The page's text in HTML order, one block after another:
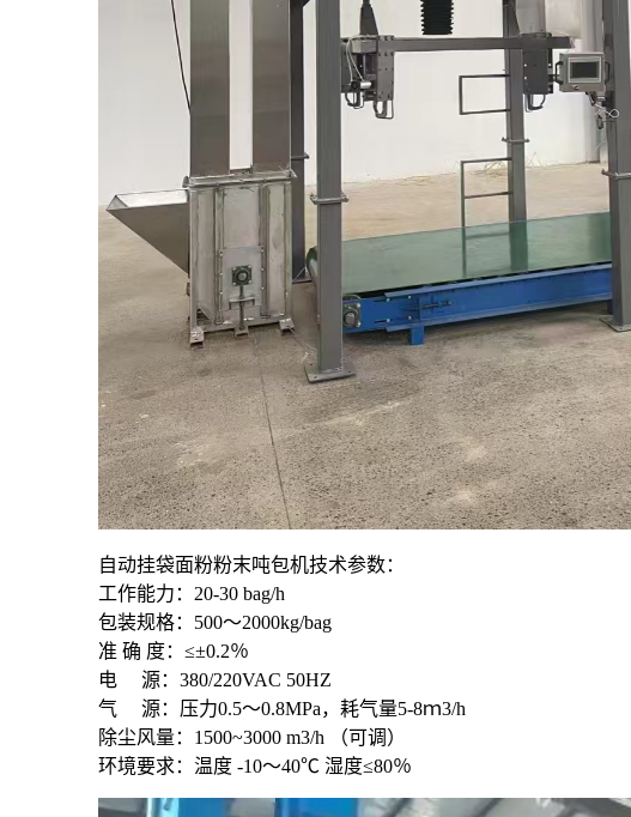
自动挂袋面粉粉末吨包机技术参数：
工作能力：20-30 bag/h
包装规格：500～2000kg/bag
准 确 度：≤±0.2％
电 源：380/220VAC 50HZ
气 源：压力0.5～0.8MPa，耗气量5-8ｍ3/h
除尘风量：1500~3000 m3/h （可调）
环境要求：温度 -10～40℃ 湿度≤80％